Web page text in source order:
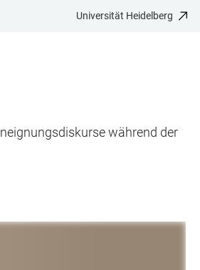
Universität Heidelberg
während der